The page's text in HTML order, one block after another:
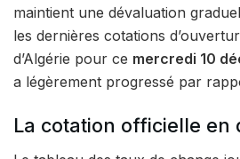
maintient une dévaluation
les dernières cotations
d’Algérie pour ce mercredi 10
a légèrement progressé par
La cotation officielle en